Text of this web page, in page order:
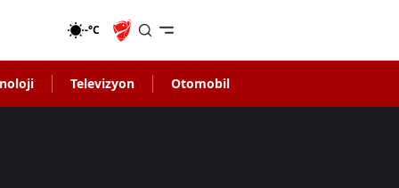
-°C
Televizyon Otomobil